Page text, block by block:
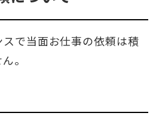
で当面お仕事の依頼は積
。